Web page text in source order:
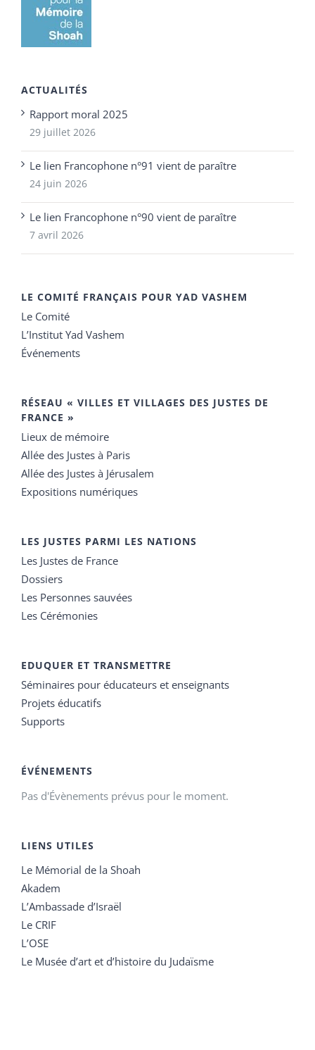
ACTUALITÉS
Rapport moral 2025
29 juillet 2026
Le lien Francophone n°91 vient de paraître
24 juin 2026
Le lien Francophone n°90 vient de paraître
7 avril 2026
LE COMITÉ FRANÇAIS POUR YAD VASHEM
Le Comité
L’Institut Yad Vashem
Événements
RÉSEAU « VILLES ET VILLAGES DES JUSTES DE
FRANCE »
Lieux de mémoire
Allée des Justes à Paris
Allée des Justes à Jérusalem
Expositions numériques
LES JUSTES PARMI LES NATIONS
Les Justes de France
Dossiers
Les Personnes sauvées
Les Cérémonies
EDUQUER ET TRANSMETTRE
Séminaires pour éducateurs et enseignants
Projets éducatifs
Supports
ÉVÉNEMENTS
Pas d'Évènements prévus pour le moment.
LIENS UTILES
Le Mémorial de la Shoah
Akadem
L’Ambassade d’Israël
Le CRIF
L’OSE
Le Musée d’art et d’histoire du Judaïsme